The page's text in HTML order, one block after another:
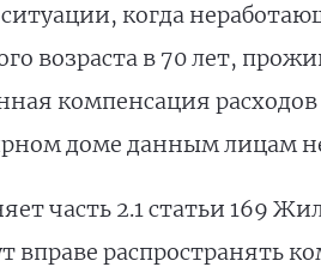
ситуации, когда
возраста в 70 лет,
компенсация
доме данным лицам
часть 2.1 статьи 169
вправе распространять